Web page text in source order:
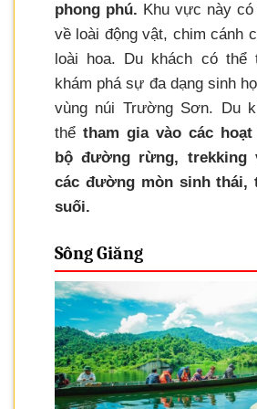
phong phú. Khu vực này
về loài động vật, chim cánh
loài hoa. Du khách có thể
khám phá sự đa dạng sinh
vùng núi Trường Sơn. Du
thể tham gia vào các
bộ đường rừng, trekking
các đường mòn sinh thái,
suối.
Sông Giăng